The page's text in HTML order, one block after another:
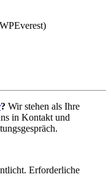
? Wir stehen als Ihre
in Kontakt und
Erforderliche